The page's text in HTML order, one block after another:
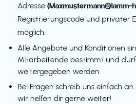
Adresse (Maxmustermann@lamm-
Registrierungscode und privater
möglich.
Alle Angebote und Konditionen
Mitarbeitende bestimmt und
weitergegeben werden.
Bei Fragen schreib uns einfach an
wir helfen dir gerne weiter!